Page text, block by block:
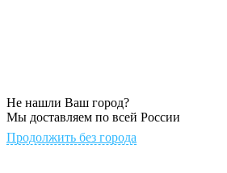
Не нашли Ваш город?
Мы доставляем по всей России
Продолжить без города